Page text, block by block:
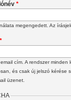
fülek
*
megengedett. Az
*
cím. A rendszer
és csak új jelszó kérése
üzenet.